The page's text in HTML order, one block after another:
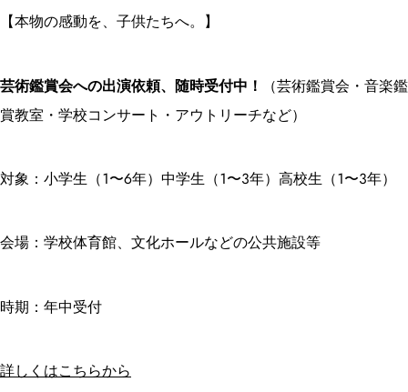
【本物の感動を、子供たちへ。】
芸術鑑賞会への出演依頼、随時受付中！
（芸術鑑賞会・音楽鑑
賞教室・学校コンサート・アウトリーチなど）
対象：小学生（1〜6年）中学生（1〜3年）高校生（1〜3年）
会場：学校体育館、文化ホールなどの公共施設等
時期：年中受付
詳しくはこちらから